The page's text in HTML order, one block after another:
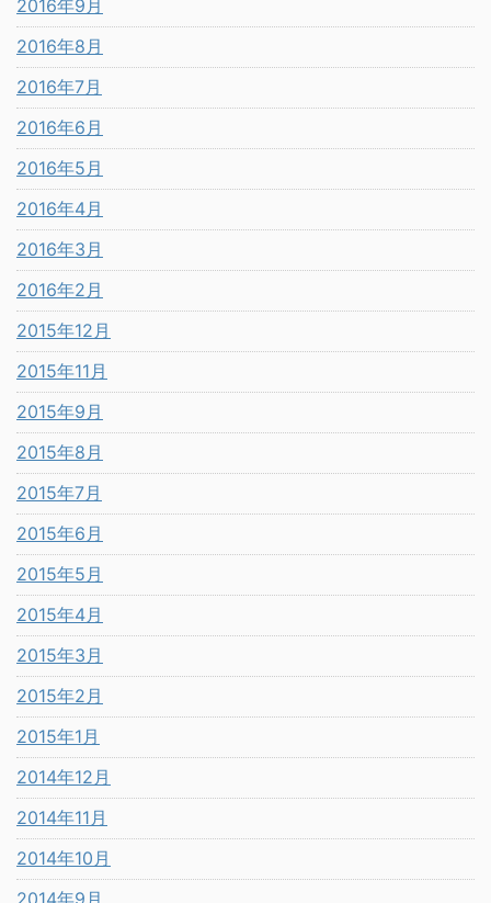
2016年9月
2016年8月
2016年7月
2016年6月
2016年5月
2016年4月
2016年3月
2016年2月
2015年12月
2015年11月
2015年9月
2015年8月
2015年7月
2015年6月
2015年5月
2015年4月
2015年3月
2015年2月
2015年1月
2014年12月
2014年11月
2014年10月
2014年9月